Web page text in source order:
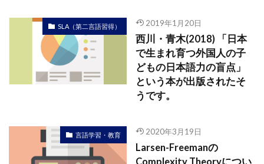
SLA（第二言語習得） 2019年1月20日
西川・青木(2018) 「日本
で生まれ育つ外国人の子
どもの日本語力の盲点」
という本が出版されたそ
うです。
言語学習・教育 2020年3月19日
Larsen-Freemanの
Complexity Theoryについ